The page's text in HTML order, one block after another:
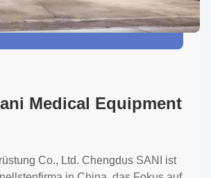
Medical Equipment
Co., Ltd. Chengdus SANI ist